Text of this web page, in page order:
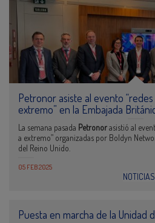
Petronor asiste al evento
extremo” en la Embajada
La semana pasada Petronorasistió al
a extremo” organizadas por Boldyn
del Reino Unido.
05 FEB 2025
NOTICIAS
Puesta en marcha de la Unidad